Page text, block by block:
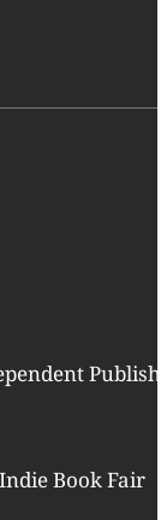
Book Fair